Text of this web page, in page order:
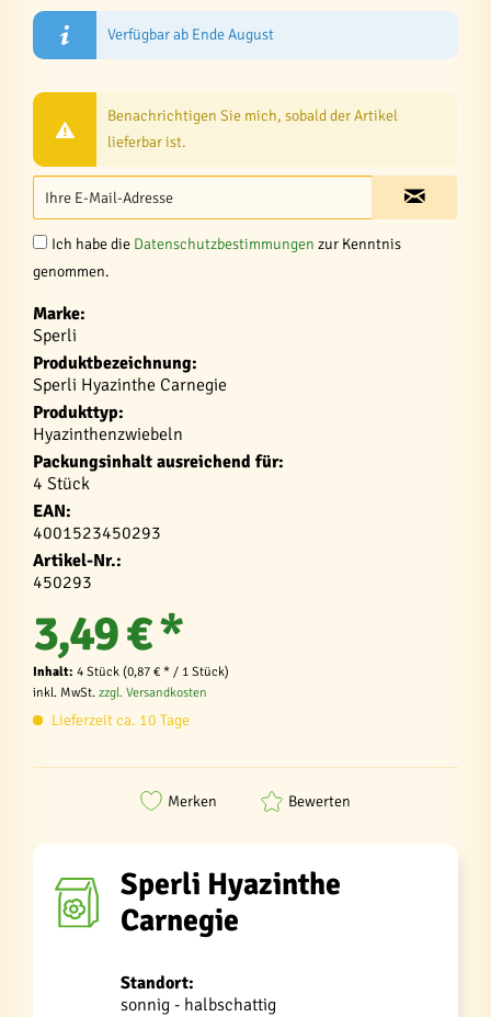
Verfügbar ab Ende August
Benachrichtigen Sie mich, sobald der Artikel
lieferbar ist.
Ich habe die Datenschutzbestimmungen zur Kenntnis
genommen.
Marke:
Sperli
Produktbezeichnung:
Sperli Hyazinthe Carnegie
Produkttyp:
Hyazinthenzwiebeln
Packungsinhalt ausreichend für:
4 Stück
EAN:
4001523450293
Artikel-Nr.:
450293
3,49 € *
Inhalt: 4 Stück (0,87 € * / 1 Stück)
inkl. MwSt. zzgl. Versandkosten
Lieferzeit ca. 10 Tage
Merken Bewerten
Sperli Hyazinthe
Carnegie
Standort:
sonnig - halbschattig